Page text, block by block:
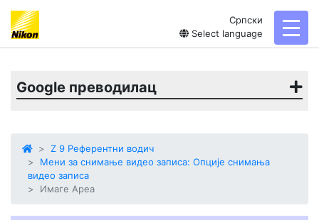
Српски
Select language
Google преводилац
Z 9 Референтни водич
Мени за снимање видео записа: Опције снимања
видео записа
Имаге Ареа